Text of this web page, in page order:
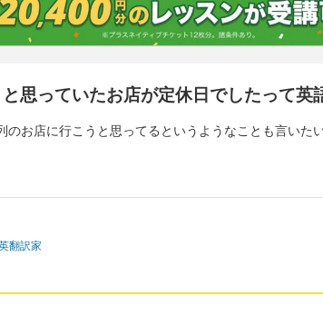
思っていたお店が定休日でしたって英
のお店に行こうと思ってるというようなことも言いたい
翻訳家